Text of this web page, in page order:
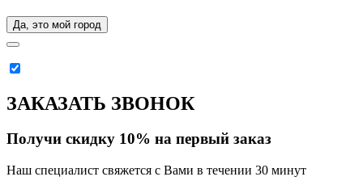
Да, это мой город
ЗАКАЗАТЬ ЗВОНОК
Получи скидку 10% на первый заказ
Наш специалист свяжется с Вами в течении 30 минут